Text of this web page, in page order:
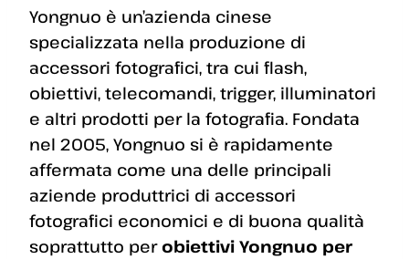
Yongnuo è un’azienda cinese
specializzata nella produzione di
accessori fotografici, tra cui flash,
obiettivi, telecomandi, trigger, illuminatori
e altri prodotti per la fotografia. Fondata
nel 2005, Yongnuo si è rapidamente
affermata come una delle principali
aziende produttrici di accessori
fotografici economici e di buona qualità
soprattutto per obiettivi Yongnuo per